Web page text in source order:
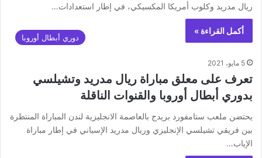
ريال مدريد وكلوب أمريكا المكسيكي، في إطار استعدادات…
أكمل القراءة »
دوري أبطال أوروبا
5 مايو، 2021
تعرف على معلق مباراة ريال مدريد وتشيلسي
بدوري أبطال أوروبا والقنوات الناقلة
يحتضن ملعب ستامفورد بريدج بالعاصمة الانجليزية لندن المباراة المنتظرة
بين فريقي تشيلسي الإنجليزي وريال مدريد الإسباني في إطار مباراة
الإياب…